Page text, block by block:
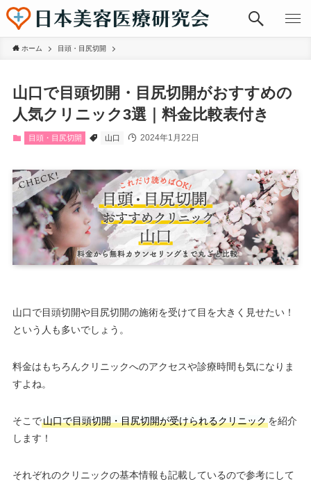
ホーム 目頭・目尻切開
山口で目頭切開・目尻切開がおすすめの
人気クリニック3選｜料金比較表付き
目頭・目尻切開 山口 2024年1月22日
山口で目頭切開や目尻切開の施術を受けて目を大きく見せたい！
という人も多いでしょう。
料金はもちろんクリニックへのアクセスや診療時間も気になりま
すよね。
そこで山口で目頭切開・目尻切開が受けられるクリニックを紹介
します！
それぞれのクリニックの基本情報も記載しているので参考にして